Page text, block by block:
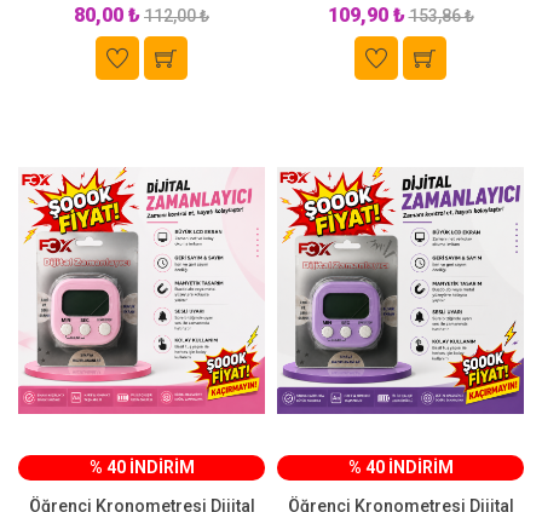
80,00 ₺112,00 ₺ 109,90 ₺153,86 ₺
% 40 İNDİRİM
Öğrenci Kronometresi Dijital
% 40 İNDİRİM
Öğrenci Kronometresi Dijital